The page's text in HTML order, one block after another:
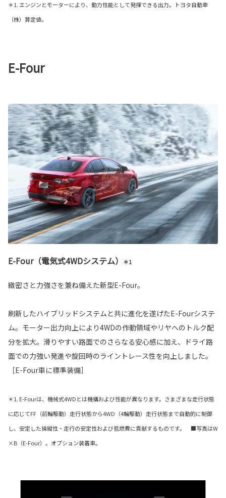
＊1. エンジンとモーターにより、動力性能として発揮できる出力。トヨタ自動車
（株）算定値。
E-Four
E-Four（電気式4WDシステム） ＊1
緻密さと力強さを兼ね備えた新型E-Four。
刷新したハイブリッドシステムと共に進化を遂げたE-Fourシステ
ム。モーター出力向上により4WDの作動領域やリヤへのトルク配
分を拡大。滑りやすい路面でのさらなる安心感に加え、ドライ路
面での力強い発進や旋回時のライントレース性を向上しました。
［E-Four車に標準装備］
＊1. E-Fourは、機械式4WDとは機構および性能が異なります。さまざまな走行状態
に応じてFF（前輪駆動）走行状態から4WD（4輪駆動）走行状態まで自動的に制御
し、安定した操縦性・走行の安定性および低燃費に貢献するものです。 ■写真はW
×B（E-Four）。オプション装着車。